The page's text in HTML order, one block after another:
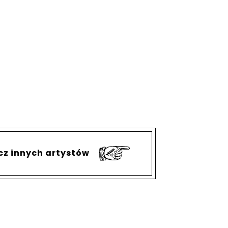
innych artystów